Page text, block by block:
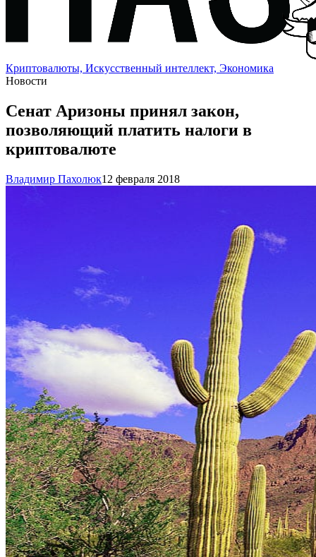
Криптовалюты, Искусственный интеллект, Экономика
Новости
Сенат Аризоны принял закон,
позволяющий платить налоги в
криптовалюте
Владимир Пахолюк12 февраля 2018